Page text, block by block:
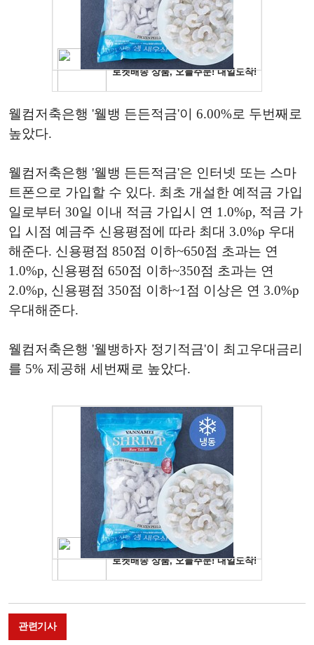
웰컴저축은행 '웰뱅 든든적금'이 6.00%로 두번째로
높았다.
웰컴저축은행 '웰뱅 든든적금'은 인터넷 또는 스마
트폰으로 가입할 수 있다. 최초 개설한 예적금 가입
일로부터 30일 이내 적금 가입시 연 1.0%p, 적금 가
입 시점 예금주 신용평점에 따라 최대 3.0%p 우대
해준다. 신용평점 850점 이하~650점 초과는 연
1.0%p, 신용평점 650점 이하~350점 초과는 연
2.0%p, 신용평점 350점 이하~1점 이상은 연 3.0%p
우대해준다.
웰컴저축은행 '웰뱅하자 정기적금'이 최고우대금리
를 5% 제공해 세번째로 높았다.
관련기사